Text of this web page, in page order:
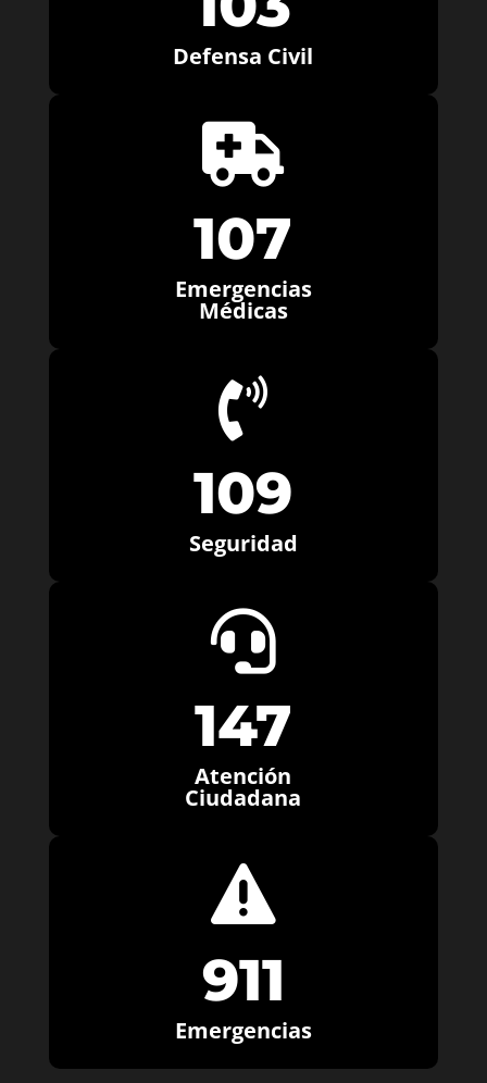
Defensa Civil

107
Emergencias
Médicas

109
Seguridad

147
Atención
Ciudadana

911
Emergencias